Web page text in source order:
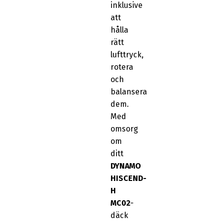
inklusive
att
hålla
rätt
lufttryck,
rotera
och
balansera
dem.
Med
omsorg
om
ditt
DYNAMO
HISCEND-
H
MC02-
däck